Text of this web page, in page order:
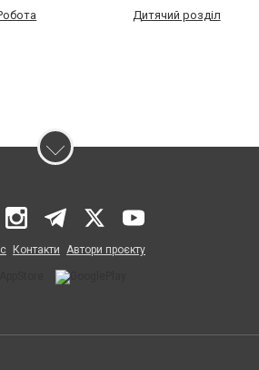
Дитячий розділ
Контакти Автори проєкту